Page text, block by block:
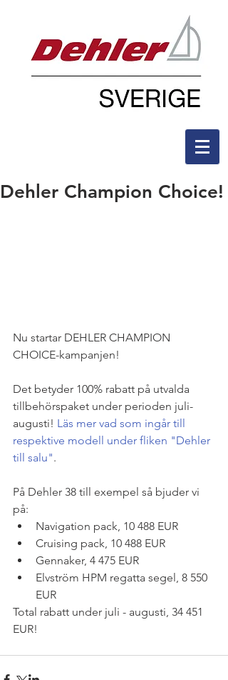
Dehler Champion Choice!
Nu startar DEHLER CHAMPION
CHOICE-kampanjen!
Det betyder 100% rabatt på utvalda
tillbehörspaket under perioden juli-
augusti! Läs mer vad som ingår till
respektive modell under fliken "Dehler
till salu".
På Dehler 38 till exempel så bjuder vi
på:
Navigation pack, 10 488 EUR
Cruising pack, 10 488 EUR
Gennaker, 4 475 EUR
Elvström HPM regatta segel, 8 550
EUR
Total rabatt under juli - augusti, 34 451
EUR!